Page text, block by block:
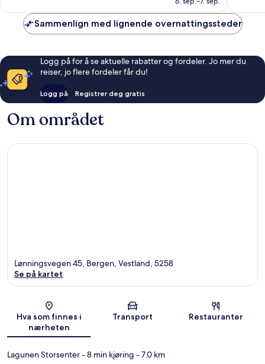
Sammenlign med lignende overnattingssteder
Logg på for å se aktuelle rabatter og fordeler. Jo mer du
reiser, jo flere fordeler får du!
Logg på Registrer deg gratis
Om området
Kart
Lønningsvegen 45, Bergen, Vestland, 5258
Se på kartet
Hva som finnes i
nærheten
Transport Restauranter
Lagunen Storsenter- 8 min kjøring - 7.0 km